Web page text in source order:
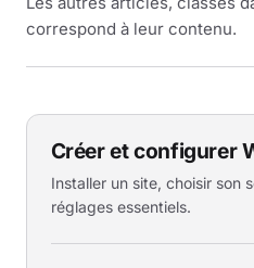
correspond à leur contenu.
Créer et configurer
Installer un site, choisir son
réglages essentiels.